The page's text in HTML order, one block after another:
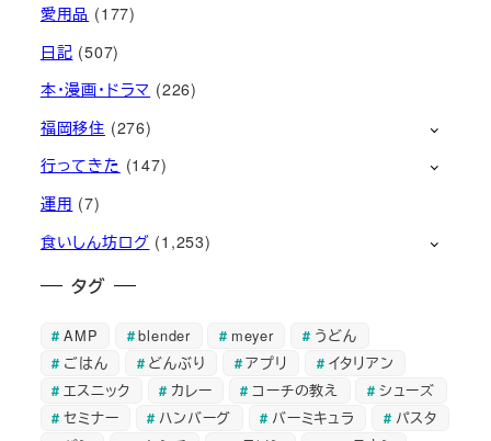
愛用品 (177)
日記 (507)
本・漫画・ドラマ (226)
福岡移住 (276)
行ってきた (147)
運用 (7)
食いしん坊ログ (1,253)
タグ
AMP blender meyer
うどん
ごはん
どんぶり アプリ
イタリアン
エスニック
カレー コーチの教え
シューズ
セミナー
ハンバーグ バーミキュラ
パスタ